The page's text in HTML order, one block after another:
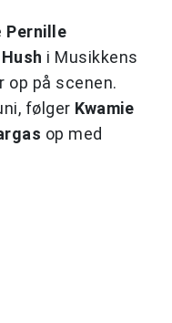
Pernille
Hush i Musikkens
op på scenen.
følger Kwamie
op med